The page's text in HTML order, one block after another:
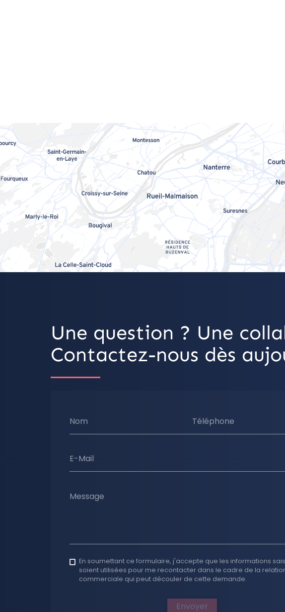
Une question ? Une
Contactez-nous dès
Nom Téléphone
E-Mail
Message
En soumettant ce formulaire, j'accepte que les informations
soient utilisées pour me recontacter dans le cadre de la
commerciale qui peut découler de cette demande.
Envoyer